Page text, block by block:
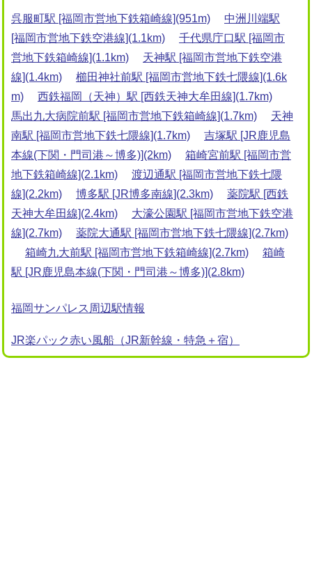
呉服町駅 [福岡市営地下鉄箱崎線](951m)
中洲川端駅
[福岡市営地下鉄空港線](1.1km)
千代県庁口駅 [福岡市
営地下鉄箱崎線](1.1km)
天神駅 [福岡市営地下鉄空港
線](1.4km)
櫛田神社前駅 [福岡市営地下鉄七隈線](1.6k
m)
西鉄福岡（天神）駅 [西鉄天神大牟田線](1.7km)
馬出九大病院前駅 [福岡市営地下鉄箱崎線](1.7km)
天神
南駅 [福岡市営地下鉄七隈線](1.7km)
吉塚駅 [JR鹿児島
本線(下関・門司港～博多)](2km)
箱崎宮前駅 [福岡市営
地下鉄箱崎線](2.1km)
渡辺通駅 [福岡市営地下鉄七隈
線](2.2km)
博多駅 [JR博多南線](2.3km)
薬院駅 [西鉄
天神大牟田線](2.4km)
大濠公園駅 [福岡市営地下鉄空港
線](2.7km)
薬院大通駅 [福岡市営地下鉄七隈線](2.7km)
箱崎九大前駅 [福岡市営地下鉄箱崎線](2.7km)
箱崎
駅 [JR鹿児島本線(下関・門司港～博多)](2.8km)
福岡サンパレス周辺駅情報
JR楽パック赤い風船（JR新幹線・特急＋宿）